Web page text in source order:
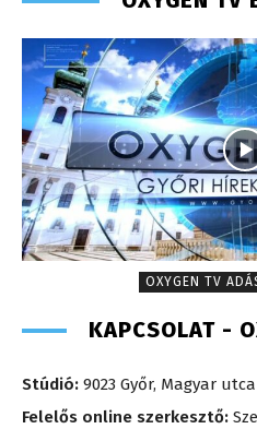
OXYGEN TV
KAPCSOLAT -
Stúdió: 9023 Győr, Magyar utca
Felelős online szerkesztő: